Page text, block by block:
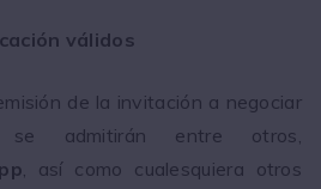
válidos
de la invitación a negociar
admitirán entre otros,
, así como cualesquiera otros